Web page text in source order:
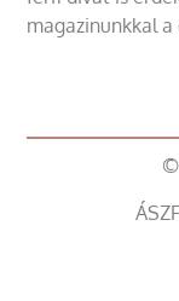
magazinunkkal
©
ÁSZF